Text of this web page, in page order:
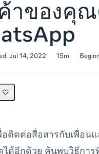
ค้าของคุ
Jul 14, 2022 15m
ติดต่อสื่อสารกับเพื่อน
ได้อีกด้วย ค้นพบวิธีกา